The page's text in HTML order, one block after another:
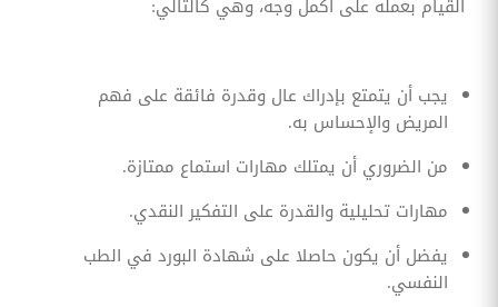
القيام بعمله على أكمل وجه، وهي كالتالي:
يجب أن يتمتع بإدراك عال وقدرة فائقة على فهم
المريض والإحساس به.
من الضروري أن يمتلك مهارات استماع ممتازة.
مهارات تحليلية والقدرة على التفكير النقدي.
يفضل أن يكون حاصلا على شهادة البورد في الطب
النفسي.